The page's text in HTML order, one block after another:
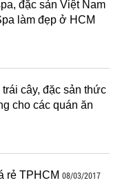
đặc sản Việt Nam
làm đẹp ở HCM
cây, đặc sản thức
cho các quán ăn
rẻ TPHCM 08/03/2017